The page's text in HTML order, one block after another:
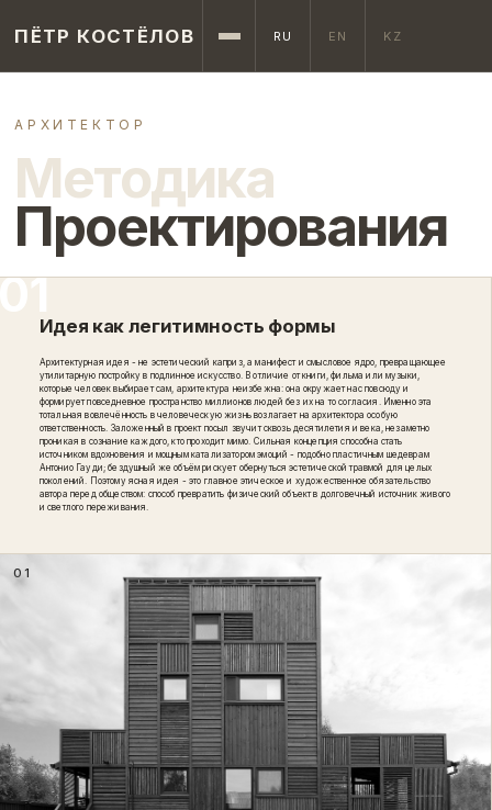
ПЁТР КОСТЁЛОВ RU EN KZ
АРХИТЕКТОР
Методика
Проектирования
Идея как легитимность формы
Архитектурная идея - не эстетический каприз, а манифест и смысловое ядро, превращающее
утилитарную постройку в подлинное искусство. В отличие от книги, фильма или музыки,
которые человек выбирает сам, архитектура неизбежна: она окружает нас повсюду и
формирует повседневное пространство миллионов людей без их на то согласия. Именно эта
тотальная вовлечённость в человеческую жизнь возлагает на архитектора особую
ответственность. Заложенный в проект посыл звучит сквозь десятилетия и века, незаметно
проникая в сознание каждого, кто проходит мимо. Сильная концепция способна стать
источником вдохновения и мощным катализатором эмоций - подобно пластичным шедеврам
Антонио Гауди; бездушный же объём рискует обернуться эстетической травмой для целых
поколений. Поэтому ясная идея - это главное этическое и художественное обязательство
автора перед обществом: способ превратить физический объект в долговечный источник живого
и светлого переживания.
01